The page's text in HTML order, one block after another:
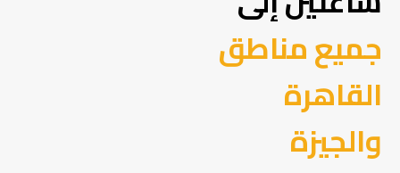
جميع مناطق
القاهرة
والجيزة